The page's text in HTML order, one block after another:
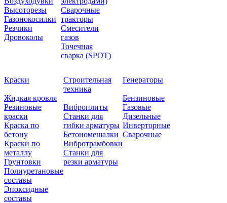
Высоторезы
Газонокосилки
Резчики
Дровоколы
Сварочные
тракторы
Смесители
газов
Точечная
сварка (SPOT)
Краски
Жидкая кровля
Резиновые
краски
Краска по
бетону
Краски по
металлу
Грунтовки
Полиуретановые
составы
Эпоксидные
составы
Строительная
техника
Виброплиты
Станки для
гибки арматуры
Бетономешалки
Вибротрамбовки
Станки для
резки арматуры
Генераторы
Бензиновые
Газовые
Дизельные
Инверторные
Сварочные